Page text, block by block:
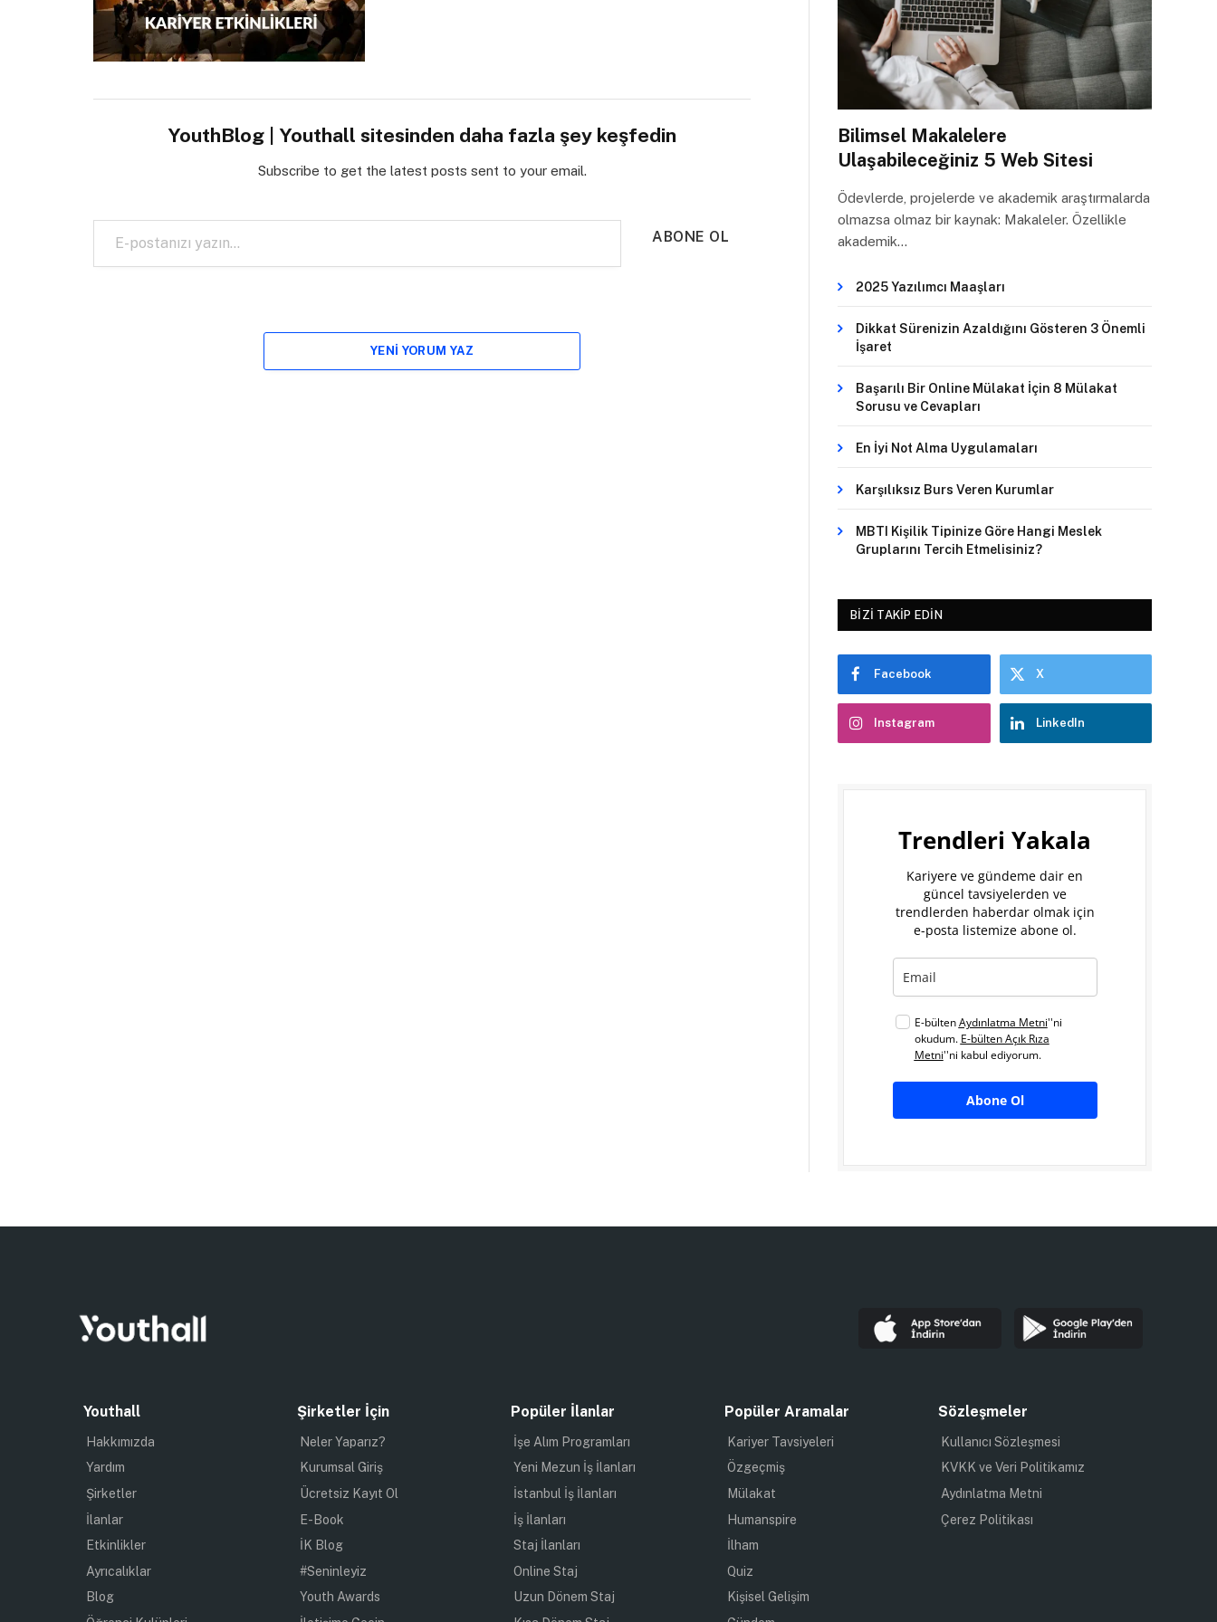
YouthBlog | Youthall sitesinden daha fazla şey keşfedin
Subscribe to get the latest posts sent to your email.
E-postanızı yazın…
ABONE OL
YENI YORUM YAZ
Bilimsel Makalelere
Ulaşabileceğiniz 5 Web Sitesi
Ödevlerde, projelerde ve akademik araştırmalarda
olmazsa olmaz bir kaynak: Makaleler. Özellikle
akademik…
2025 Yazılımcı Maaşları
Dikkat Sürenizin Azaldığını Gösteren 3 Önemli
İşaret
Başarılı Bir Online Mülakat İçin 8 Mülakat
Sorusu ve Cevapları
En İyi Not Alma Uygulamaları
Karşılıksız Burs Veren Kurumlar
MBTI Kişilik Tipinize Göre Hangi Meslek
Gruplarını Tercih Etmelisiniz?
BIZI TAKIP EDIN
Facebook X
Instagram LinkedIn
Trendleri Yakala
Kariyere ve gündeme dair en
güncel tavsiyelerden ve
trendlerden haberdar olmak için
e-posta listemize abone ol.
E-bültenAydınlatma Metni''ni
okudum. E-bülten Açık Rıza
Metni''ni kabul ediyorum.
Abone Ol
Youthall
Hakkımızda
Yardım
Şirketler
İlanlar
Etkinlikler
Ayrıcalıklar
Blog
Şirketler İçin
Neler Yaparız?
Kurumsal Giriş
Ücretsiz Kayıt Ol
E-Book
İK Blog
#Seninleyiz
Youth Awards
Popüler İlanlar
İşe Alım Programları
Yeni Mezun İş İlanları
İstanbul İş İlanları
İş İlanları
Staj İlanları
Online Staj
Uzun Dönem Staj
Popüler Aramalar
Kariyer Tavsiyeleri
Özgeçmiş
Mülakat
Humanspire
İlham
Quiz
Kişisel Gelişim
Sözleşmeler
Kullanıcı Sözleşmesi
KVKK ve Veri Politikamız
Aydınlatma Metni
Çerez Politikası